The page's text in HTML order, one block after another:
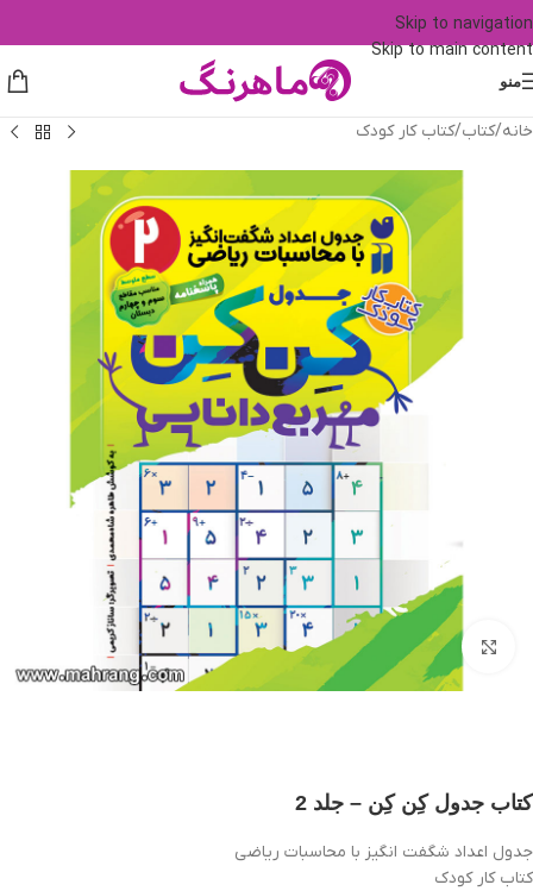
Skip to navigation
Skip to main content
منو
خانه/کتاب/کتاب کار کودک
بزرگنمایی تصویر
کتاب جدول کِن کِن – جلد 2
جدول اعداد شگفت انگیز با محاسبات ریاضی
کتاب کار کودک